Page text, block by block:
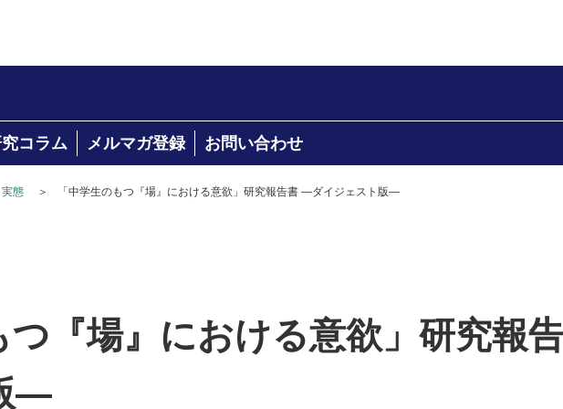
コラム メルマガ登録 お問い合わせ
態 ＞ 「中学生のもつ『場』における意欲」研究報告書 —ダイジェスト版—
つ『場』における意欲」研究報
—